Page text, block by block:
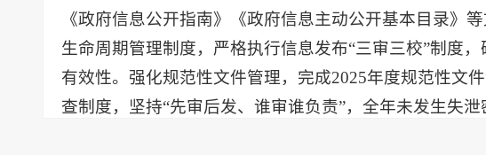
《政府信息公开指南》《政府信息主动公开基本目录》
生命周期管理制度，严格执行信息发布“三审三校”制度
有效性。强化规范性文件管理，完成2025年度规范性文
查制度，坚持“先审后发、谁审谁负责”，全年未发生失泄